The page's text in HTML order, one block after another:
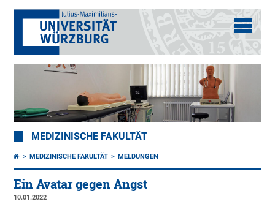
MEDIZINISCHE FAKULTÄT
MEDIZINISCHE FAKULTÄT MELDUNGEN
Ein Avatar gegen Angst
10.01.2022